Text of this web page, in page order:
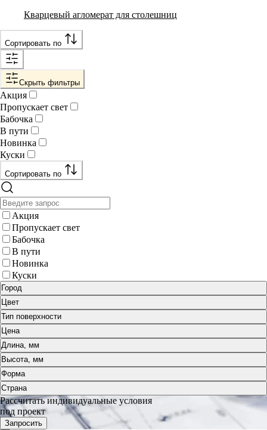
Кварцевый агломерат для столешниц
Сортировать по
Скрыть фильтры
Акция
Пропускает свет
Бабочка
В пути
Новинка
Куски
Сортировать по
Акция
Пропускает свет
Бабочка
В пути
Новинка
Куски
Город
Цвет
Тип поверхности
Цена
Длина, мм
Высота, мм
Форма
Страна
Рассчитать индивидуальные условия
под проект
Запросить